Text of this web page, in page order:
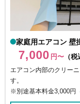
家庭用エアコン 壁
7,000 円〜 （
エアコン内部のクリー
す。
※別途基本料金3,000円